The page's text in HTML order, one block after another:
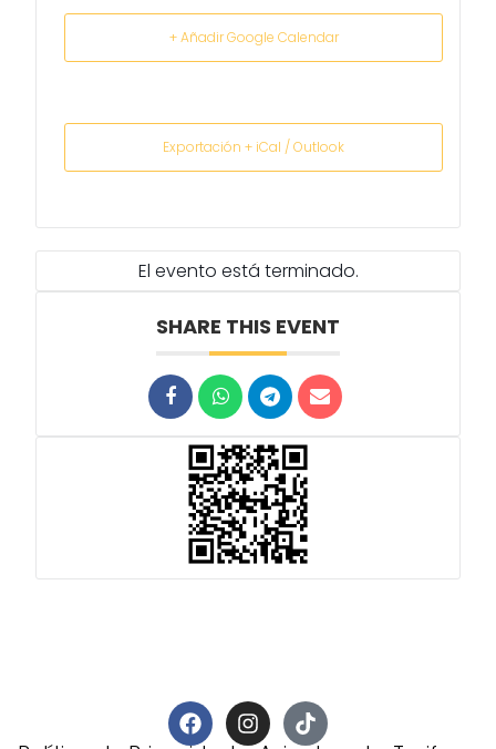
El evento está terminado.
SHARE THIS EVENT
+ Añadir Google Calendar
Exportación + iCal / Outlook